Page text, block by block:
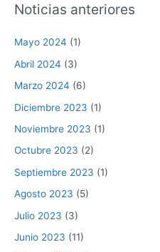
Noticias anteriores
Mayo 2024 (1)
Abril 2024 (3)
Marzo 2024 (6)
Diciembre 2023 (1)
Noviembre 2023 (1)
Octubre 2023 (2)
Septiembre 2023 (1)
Agosto 2023 (5)
Julio 2023 (3)
Junio 2023 (11)